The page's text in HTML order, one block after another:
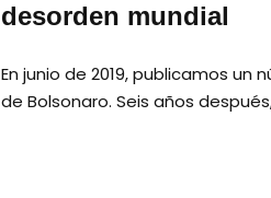
desorden mundial
En junio de 2019, publicamos un
de Bolsonaro. Seis años